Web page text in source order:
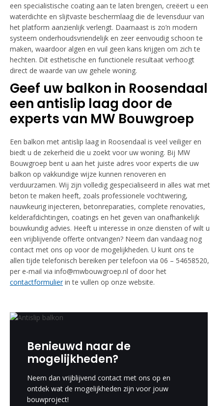
een specialistische coating aan te laten brengen, creëert u een
waterdichte en slijtvaste beschermlaag die de levensduur van
het platform aanzienlijk verlengt. Daarnaast is zo’n modern
systeem onderhoudsvriendelijk en zeer eenvoudig schoon te
maken, waardoor algen en vuil geen kans krijgen om zich te
hechten. Dit esthetische en functionele resultaat verhoogt
direct de waarde van uw gehele woning.
Geef uw balkon in Roosendaal
een antislip laag door de
experts van MW Bouwgroep
Een balkon met antislip laag in Roosendaal is veel veiliger en
biedt u de zekerheid die u zoekt voor uw woning. Bij MW
Bouwgroep bent u aan het juiste adres voor experts die uw
balkon op vakkundige wijze kunnen renoveren en
verduurzamen. Wij zijn volledig gespecialiseerd in alles wat met
beton te maken heeft, zoals professionele vochtwering,
nauwkeurig injecteren, betonreparaties, complete renovaties,
kelderafdichtingen, coatings en het geven van onafhankelijk
bouwkundig advies. Heeft u interesse in onze diensten of wilt u
een vrijblijvende offerte ontvangen? Neem dan vandaag nog
contact met ons op voor de mogelijkheden. U kunt ons te
allen tijde telefonisch bereiken per telefoon via 06 – 54658520,
per e-mail via info@mwbouwgroep.nl of door het
contactformulierin te vullen op onze website.
Benieuwd naar de
mogelijkheden?
Neem dan vrijblijvend contact met ons op en
ontdek wat de mogelijkheden zijn voor jouw
bouwproject!